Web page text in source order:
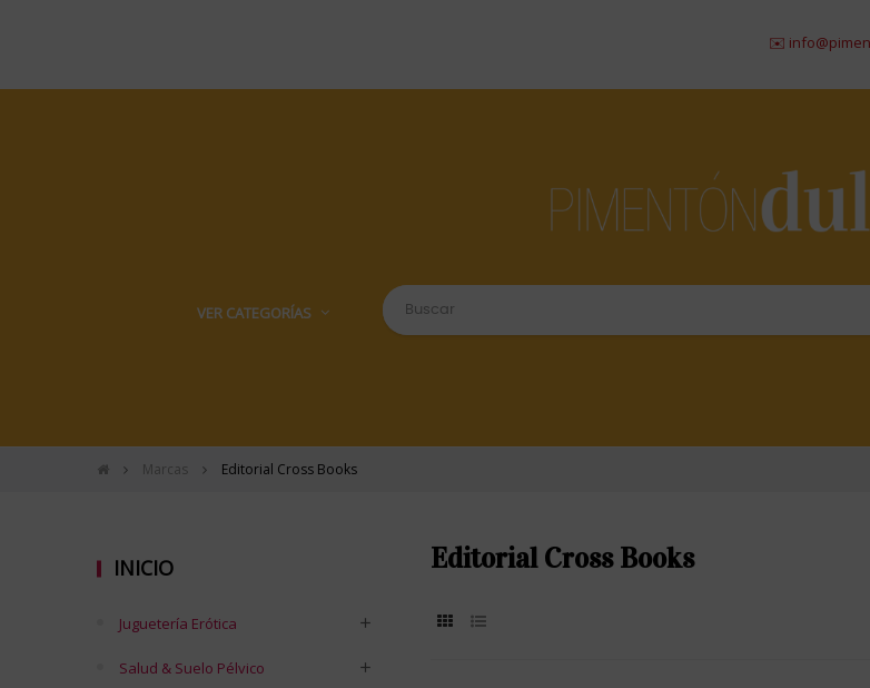
✉️ info@pimentondulce.es
VER CATEGORÍAS
Marcas Editorial Cross Books
INICIO
Juguetería Erótica
Salud & Suelo Pélvico
Editorial Cross Books